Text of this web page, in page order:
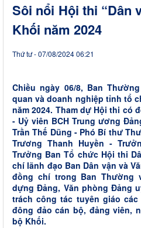
Sôi nổi Hội thi “Dân
Khối năm 2024
Thứ tư - 07/08/2024 06:21
Chiều ngày 06/8, Ban
quan và doanh nghiệp tỉnh tổ
năm 2024. Tham dự Hội thi có
- Uỷ viên BCH Trung ương
Trần Thế Dũng - Phó Bí thư
Trương Thanh Huyền -
Trưởng Ban Tổ chức Hội thi
chí lãnh đạo Ban Dân vận và
đồng chí trong Ban Thường
dựng Đảng, Văn phòng Đảng
trách công tác tuyên giáo
đông đảo cán bộ, đảng viên,
bộ Khối.